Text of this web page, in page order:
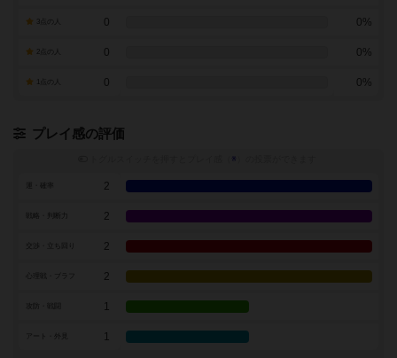
0 0%
0 0%
0 0%
プレイ感の評価
※
2
戦略・判断力 2
2
2
1
アート・外見 1